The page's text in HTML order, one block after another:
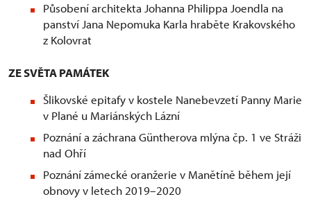
Působení architekta Johanna Philippa Joendla na
panství Jana Nepomuka Karla hraběte Krakovského
z Kolovrat
ZE SVĚTA PAMÁTEK
Šlikovské epitafy v kostele Nanebevzetí Panny Marie
v Plané u Mariánských Lázní
Poznání a záchrana Güntherova mlýna čp. 1 ve Stráži
nad Ohří
Poznání zámecké oranžerie v Manětíně během její
obnovy v letech 2019–2020